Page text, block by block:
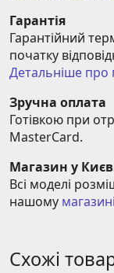
Гарантія
Гарантійний
початку
Детальніше про
Зручна оплата
Готівкою при
MasterCard.
Магазин у
Всі моделі
нашому
Схожі